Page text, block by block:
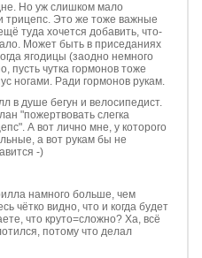
Но уж слишком мало
трицепс. Это же тоже важные
туда хочется добавить, что-
Может быть в приседаниях
ягодицы (заодно немного
пусть чутка гормонов тоже
ногами. Ради гормонов рукам.
в душе бегун и велосипедист.
"пожертвовать слегка
А вот лично мне, у которого
а вот рукам бы не
-)
намного больше, чем
чётко видно, что и когда будет
что круто=сложно? Ха, всё
потому что делал